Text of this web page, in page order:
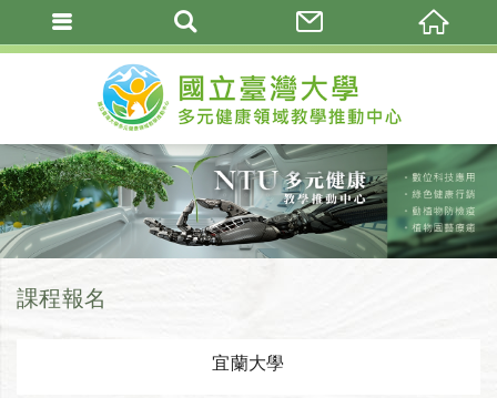
課程報名
宜蘭大學